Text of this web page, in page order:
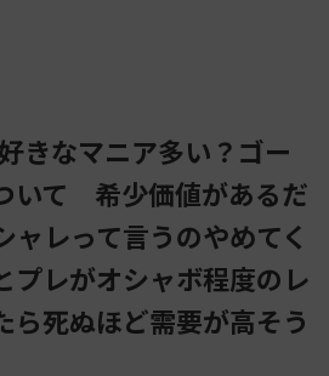
きなマニア多い？ゴー
いて 希少価値があるだ
ャレって言うのやめてく
レがオシャボ程度のレ
ら死ぬほど需要が高そう